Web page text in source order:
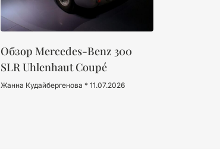
Обзор Mercedes-Benz 300
SLR Uhlenhaut Coupé
Жанна Кудайбергенова 11.07.2026